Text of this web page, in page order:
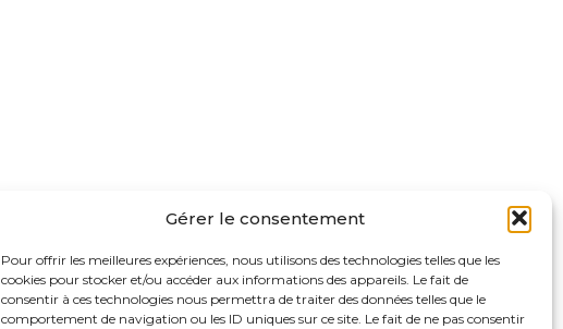
Gérer le consentement
Pour offrir les meilleures expériences, nous utilisons des technologies telles que les
cookies pour stocker et/ou accéder aux informations des appareils. Le fait de
consentir à ces technologies nous permettra de traiter des données telles que le
comportement de navigation ou les ID uniques sur ce site. Le fait de ne pas consentir